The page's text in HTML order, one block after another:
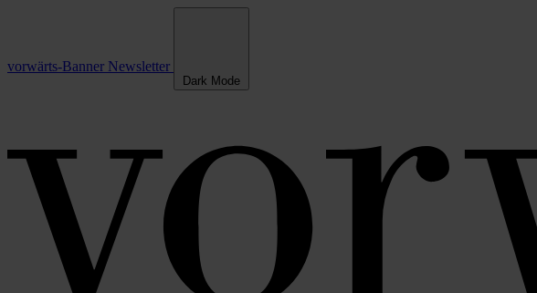
vorwärts-Banner Newsletter
Dark Mode